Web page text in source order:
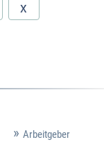
X
Arbeitgeber